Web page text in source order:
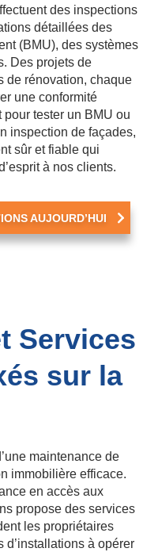
des inspections
détaillées des
(BMU), des systèmes
Des projets de
de rénovation, chaque
une conformité
tester un BMU ou
inspection de façades,
sûr et fiable qui
à nos clients.
AUJOURD’HUI
Services
sur la
maintenance de
immobilière efficace.
en accès aux
propose des services
les propriétaires
d’installations à opérer